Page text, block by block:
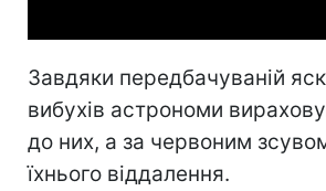
Завдяки передбачуваній
вибухів астрономи
до них, а за червоним
їхнього віддалення.